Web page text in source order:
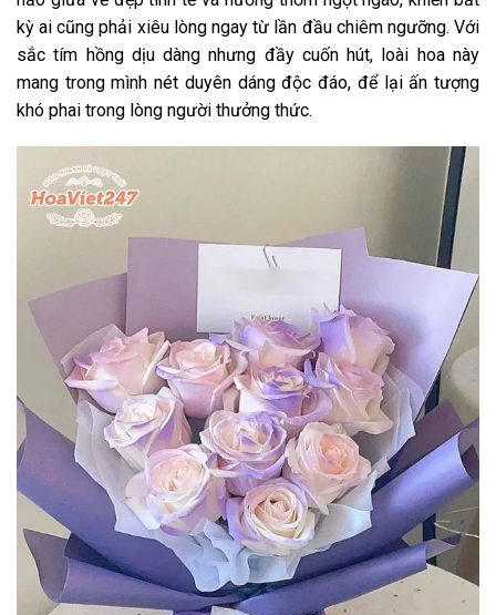
kỳ ai cũng phải xiêu lòng ngay từ lần đầu chiêm ngưỡng. Với
sắc tím hồng dịu dàng nhưng đầy cuốn hút, loài hoa này
mang trong mình nét duyên dáng độc đáo, để lại ấn tượng
khó phai trong lòng người thưởng thức.